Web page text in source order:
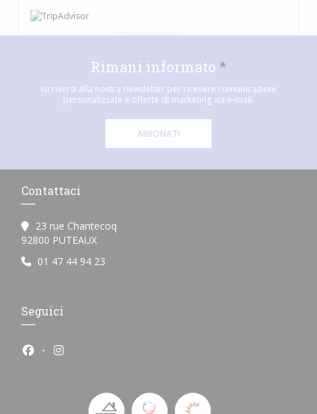
Rimani informato *
Iscriversi alla nostra newsletter per ricevere comunicazioni
personalizzate e offerte di marketing via e-mail.
ABBONATI
Contattaci
23 rue Chantecoq
92800 PUTEAUX((apre una nuova finestra))
01 47 44 94 23
Seguici
Facebook ((apre una nuova finestra))
Instagram ((apre una nuova finestra))